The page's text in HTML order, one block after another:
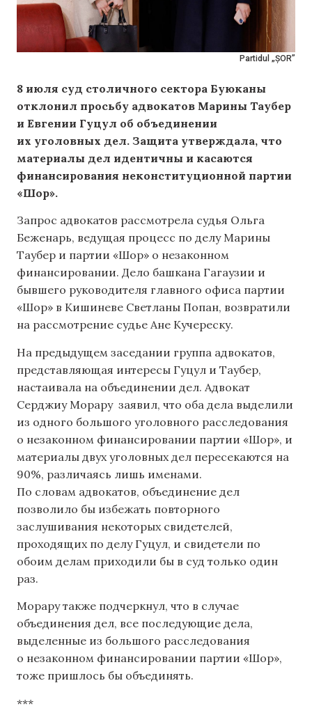
Partidul „ȘOR”
8 июля суд столичного сектора Буюканы
отклонил просьбу адвокатов Марины Таубер
и Евгении Гуцул об объединении
их уголовных дел. Защита утверждала, что
материалы дел идентичны и касаются
финансирования неконституционной партии
«Шор».
Запрос адвокатов рассмотрела судья Ольга
Беженарь, ведущая процесс по делу Марины
Таубер и партии «Шор» о незаконном
финансировании. Дело башкана Гагаузии и
бывшего руководителя главного офиса партии
«Шор» в Кишиневе Светланы Попан, возвратили
на рассмотрение судье Ане Кучереску.
На предыдущем заседании группа адвокатов,
представляющая интересы Гуцул и Таубер,
настаивала на объединении дел. Адвокат
Серджиу Морару заявил, что оба дела выделили
из одного большого уголовного расследования
о незаконном финансировании партии «Шор», и
материалы двух уголовных дел пересекаются на
90%, различаясь лишь именами.
По словам адвокатов, объединение дел
позволило бы избежать повторного
заслушивания некоторых свидетелей,
проходящих по делу Гуцул, и свидетели по
обоим делам приходили бы в суд только один
раз.
Морару также подчеркнул, что в случае
объединения дел, все последующие дела,
выделенные из большого расследования
о незаконном финансировании партии «Шор»,
тоже пришлось бы объединять.
***